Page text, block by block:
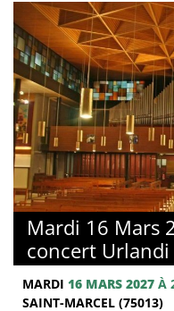
Mardi 16 Mars
concert Urlandi
MARDI 16 MARS 2027 À
SAINT-MARCEL (75013)